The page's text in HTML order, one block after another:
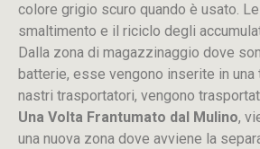
colore grigio scuro quando è usato.
smaltimento e il riciclo degli
Dalla zona di magazzinaggio dove
batterie, esse vengono inserite in una
nastri trasportatori, vengono
Una Volta Frantumato dal Mulino,
una nuova zona dove avviene la